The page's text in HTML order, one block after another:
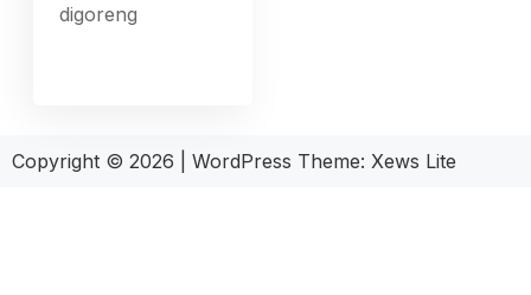
digoreng
Copyright © 2026 WordPress Theme: Xews Lite